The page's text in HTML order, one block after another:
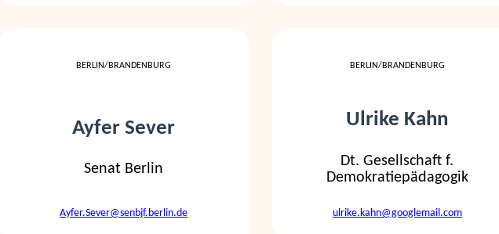
BERLIN/BRANDENBURG
Ayfer Sever
Senat Berlin
Ayfer.Sever@senbjf.berlin.de
BERLIN/BRANDENBURG
Ulrike Kahn
Dt. Gesellschaft f.
Demokratiepädagogik
ulrike.kahn@googlemail.com